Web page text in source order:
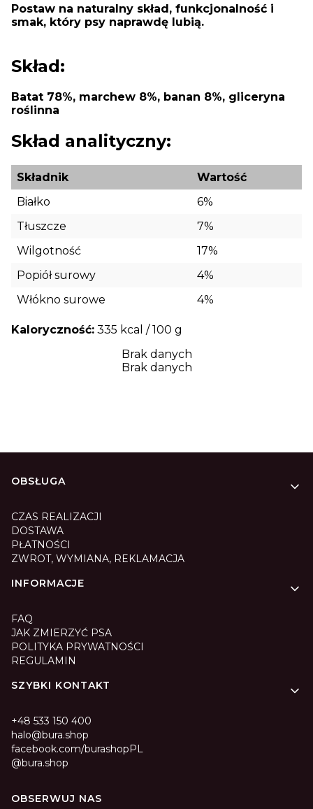
Postaw na naturalny skład, funkcjonalność i
smak, który psy naprawdę lubią.
Skład:
Batat 78%, marchew 8%, banan 8%, gliceryna
roślinna
Skład analityczny:
Składnik
Wartość
Białko
6%
Tłuszcze
7%
Wilgotność
17%
Popiół surowy
4%
Włókno surowe
4%
Kaloryczność: 335 kcal / 100 g
Brak danych
Brak danych
Linki w stopce
OBSŁUGA
CZAS REALIZACJI
DOSTAWA
PŁATNOŚCI
ZWROT, WYMIANA, REKLAMACJA
INFORMACJE
FAQ
JAK ZMIERZYĆ PSA
POLITYKA PRYWATNOŚCI
REGULAMIN
SZYBKI KONTAKT
+48 533 150 400
halo@bura.shop
facebook.com/burashopPL
@bura.shop
OBSERWUJ NAS